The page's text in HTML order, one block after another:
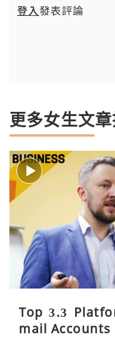
登入發表評論
更多女生文
Top 3.3
mail